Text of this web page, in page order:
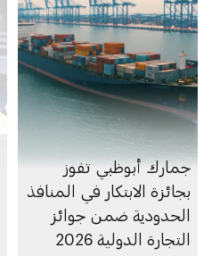
جمارك أبوظبي تفوز
بجائزة الابتكار في المنافذ
الحدودية ضمن جوائز
التجارة الدولية 2026